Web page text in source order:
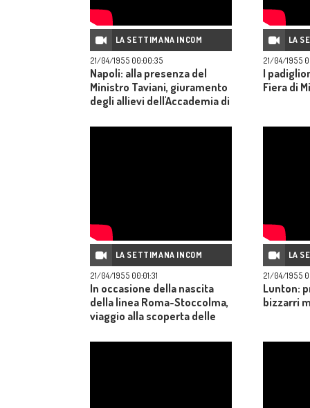
LA SETTIMANA INCOM
21/04/1955 00:00:35
Napoli: alla presenza del
Ministro Taviani, giuramento
degli allievi dell'Accademia di
LA
21/04/1955
I
Fiera di
LA SETTIMANA INCOM
21/04/1955 00:01:31
In occasione della nascita
della linea Roma-Stoccolma,
viaggio alla scoperta delle
Stoccolma, Oslo,
LA
21/04/1955
Lunton:
bizzarri